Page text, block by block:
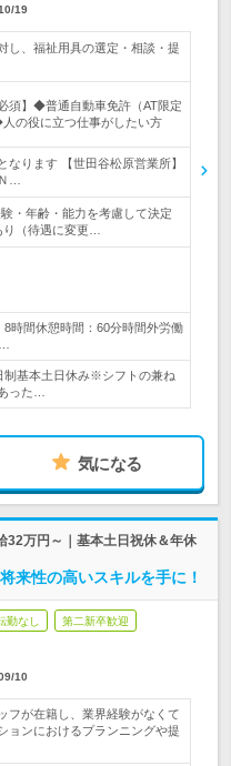
19
し、福祉用具の選定・相談・提
須】◆普通自動車免許（AT限定
の役に立つ仕事がしたい方
ります 【世田谷松原営業所】
…
・年齢・能力を考慮して決定
（待遇に変更…
時間休憩時間：60分時間外労働
制基本土日休み※シフトの兼ね
った…
気になる
32万円～｜基本土日祝休＆年休
来性の高いスキルを手に！
勤なし 第二新卒歓迎
10
フが在籍し、業界経験がなくて
ョンにおけるプランニングや提